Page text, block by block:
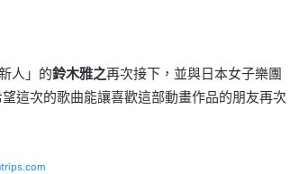
人」的鈴木雅之再次接下，並與日本女子樂團
望這次的歌曲能讓喜歡這部動畫作品的朋友再次